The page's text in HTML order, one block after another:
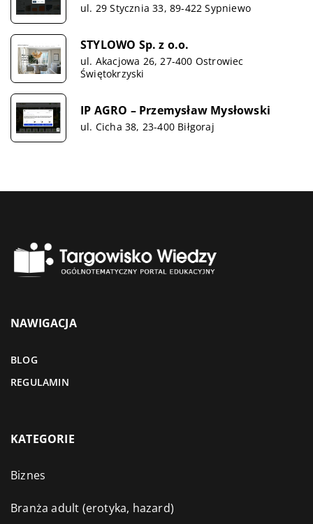
ul. 29 Stycznia 33, 89-422 Sypniewo
STYLOWO Sp. z o.o.
ul. Akacjowa 26, 27-400 Ostrowiec
Świętokrzyski
IP AGRO – Przemysław Mysłowski
ul. Cicha 38, 23-400 Biłgoraj
NAWIGACJA
BLOG
REGULAMIN
KATEGORIE
Biznes
Branża adult (erotyka, hazard)